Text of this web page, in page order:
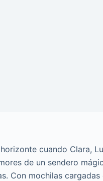
cuando Clara,
de un sendero
Con mochilas